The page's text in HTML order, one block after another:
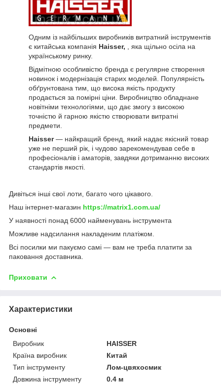
Одним із найбільших виробників витратний інструментів
є китайська компанія Haisser, , яка щільно осіла на
українському ринку.
Відмітною особливістю бренда є регулярне створення
новинок і модернізація старих моделей. Популярність
обґрунтована тим, що висока якість продукту
продається за помірні ціни. Виробництво обладнане
новітніми технологіями, що дає змогу з високою
точністю й гарною якістю створювати витратні
предмети.
Haisser— найкращий бренд, який надає якісний товар
уже не перший рік, і чудово зарекомендував себе в
професіоналів і аматорів, завдяки дотриманню високих
стандартів якості.
Дивіться інші свої лоти, багато чого цікавого.
Наш інтернет-магазин https://matrix1.com.ua/
У наявності понад 6000 найменувань інструмента
Можливе надсилання накладеним платіжом.
Всі посилки ми пакуємо самі — вам не треба платити за
паковання доставника.
Приховати
Характеристики
Основні
Виробник
HAISSER
Країна виробник
Китай
Тип інструменту
Лом-цвяхосмик
Довжина інструменту
0.4 м